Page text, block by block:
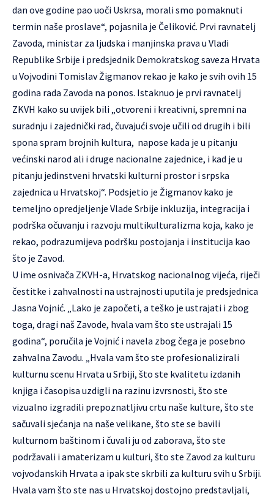
dan ove godine pao uoči Uskrsa, morali smo pomaknuti
termin naše proslave“, pojasnila je Čeliković. Prvi ravnatelj
Zavoda, ministar za ljudska i manjinska prava u Vladi
Republike Srbije i predsjednik Demokratskog saveza Hrvata
u Vojvodini Tomislav Žigmanov rekao je kako je svih ovih 15
godina rada Zavoda na ponos. Istaknuo je prvi ravnatelj
ZKVH kako su uvijek bili „otvoreni i kreativni, spremni na
suradnju i zajednički rad, čuvajući svoje učili od drugih i bili
spona spram brojnih kultura, napose kada je u pitanju
većinski narod ali i druge nacionalne zajednice, i kad je u
pitanju jedinstveni hrvatski kulturni prostor i srpska
zajednica u Hrvatskoj“. Podsjetio je Žigmanov kako je
temeljno opredjeljenje Vlade Srbije inkluzija, integracija i
podrška očuvanju i razvoju multikulturalizma koja, kako je
rekao, podrazumijeva podršku postojanja i institucija kao
što je Zavod.
U ime osnivača ZKVH-a, Hrvatskog nacionalnog vijeća, riječi
čestitke i zahvalnosti na ustrajnosti uputila je predsjednica
Jasna Vojnić. „Lako je započeti, a teško je ustrajati i zbog
toga, dragi naš Zavode, hvala vam što ste ustrajali 15
godina“, poručila je Vojnić i navela zbog čega je posebno
zahvalna Zavodu. „Hvala vam što ste profesionalizirali
kulturnu scenu Hrvata u Srbiji, što ste kvalitetu izdanih
knjiga i časopisa uzdigli na razinu izvrsnosti, što ste
vizualno izgradili prepoznatljivu crtu naše kulture, što ste
sačuvali sjećanja na naše velikane, što ste se bavili
kulturnom baštinom i čuvali ju od zaborava, što ste
podržavali i amaterizam u kulturi, što ste Zavod za kulturu
vojvođanskih Hrvata a ipak ste skrbili za kulturu svih u Srbiji.
Hvala vam što ste nas u Hrvatskoj dostojno predstavljali,